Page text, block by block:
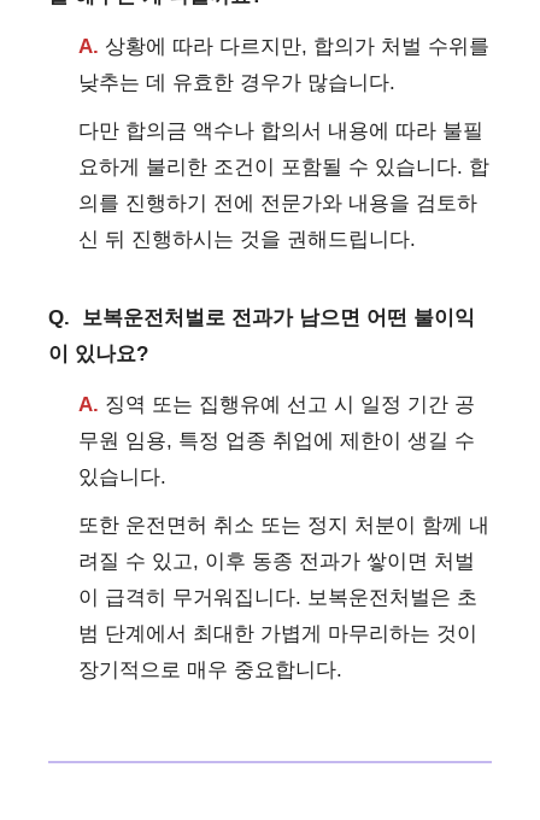
A. 상황에 따라 다르지만, 합의가 처벌 수위를
낮추는 데 유효한 경우가 많습니다.
다만 합의금 액수나 합의서 내용에 따라 불필
요하게 불리한 조건이 포함될 수 있습니다. 합
의를 진행하기 전에 전문가와 내용을 검토하
신 뒤 진행하시는 것을 권해드립니다.
Q.
보복운전처벌로 전과가 남으면 어떤 불이익
이 있나요?
A. 징역 또는 집행유예 선고 시 일정 기간 공
무원 임용, 특정 업종 취업에 제한이 생길 수
있습니다.
또한 운전면허 취소 또는 정지 처분이 함께 내
려질 수 있고, 이후 동종 전과가 쌓이면 처벌
이 급격히 무거워집니다. 보복운전처벌은 초
범 단계에서 최대한 가볍게 마무리하는 것이
장기적으로 매우 중요합니다.